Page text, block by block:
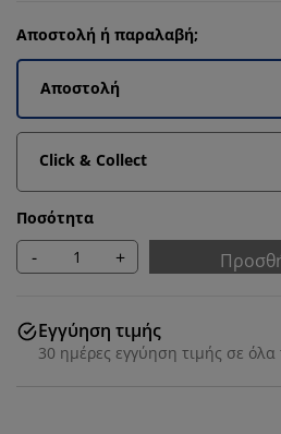
Αποστολή ή παραλαβή;
Αποστολή
Click & Collect
Ποσότητα
- +
Εγγύηση τιμής
30 ημέρες εγγύηση τιμής σε όλα